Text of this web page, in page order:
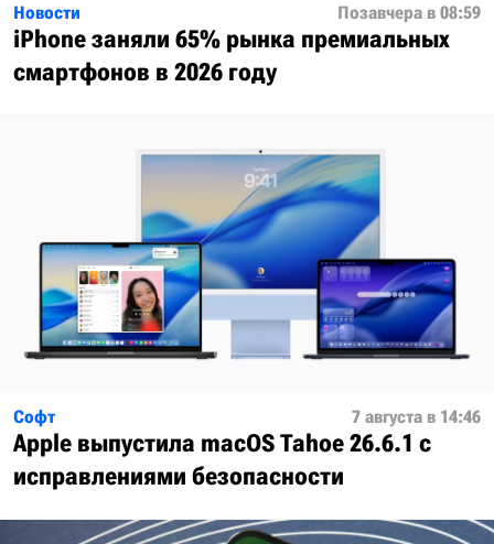
Новости Позавчера в 08:59
iPhone заняли 65% рынка премиальных
смартфонов в 2026 году
Софт 7 августа в 14:46
Apple выпустила macOS Tahoe 26.6.1 с
исправлениями безопасности